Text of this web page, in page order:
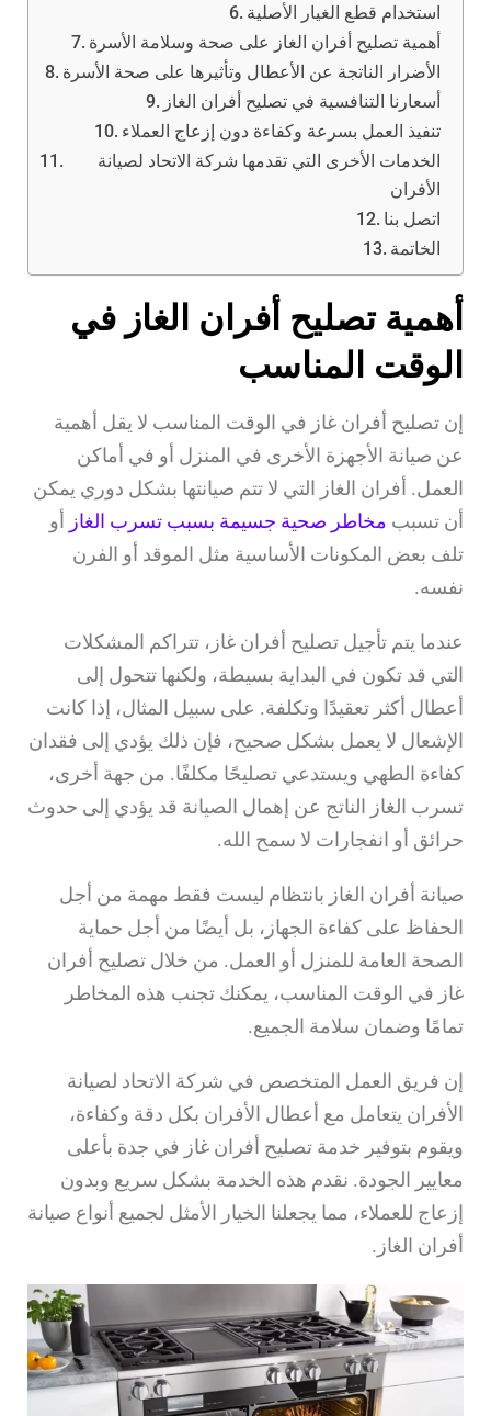
استخدام قطع الغيار الأصلية
أهمية تصليح أفران الغاز على صحة وسلامة الأسرة
الأضرار الناتجة عن الأعطال وتأثيرها على صحة الأسرة
أسعارنا التنافسية في تصليح أفران الغاز
تنفيذ العمل بسرعة وكفاءة دون إزعاج العملاء
الخدمات الأخرى التي تقدمها شركة الاتحاد لصيانة
الأفران
اتصل بنا
الخاتمة
أهمية تصليح أفران الغاز في
الوقت المناسب
إن تصليح أفران غاز في الوقت المناسب لا يقل أهمية
عن صيانة الأجهزة الأخرى في المنزل أو في أماكن
العمل. أفران الغاز التي لا تتم صيانتها بشكل دوري يمكن
أن تسبب مخاطر صحية جسيمة بسبب تسرب الغاز أو
تلف بعض المكونات الأساسية مثل الموقد أو الفرن
نفسه.
عندما يتم تأجيل تصليح أفران غاز، تتراكم المشكلات
التي قد تكون في البداية بسيطة، ولكنها تتحول إلى
أعطال أكثر تعقيدًا وتكلفة. على سبيل المثال، إذا كانت
الإشعال لا يعمل بشكل صحيح، فإن ذلك يؤدي إلى فقدان
كفاءة الطهي ويستدعي تصليحًا مكلفًا. من جهة أخرى،
تسرب الغاز الناتج عن إهمال الصيانة قد يؤدي إلى حدوث
حرائق أو انفجارات لا سمح الله.
صيانة أفران الغاز بانتظام ليست فقط مهمة من أجل
الحفاظ على كفاءة الجهاز، بل أيضًا من أجل حماية
الصحة العامة للمنزل أو العمل. من خلال تصليح أفران
غاز في الوقت المناسب، يمكنك تجنب هذه المخاطر
تمامًا وضمان سلامة الجميع.
إن فريق العمل المتخصص في شركة الاتحاد لصيانة
الأفران يتعامل مع أعطال الأفران بكل دقة وكفاءة،
ويقوم بتوفير خدمة تصليح أفران غاز في جدة بأعلى
معايير الجودة. نقدم هذه الخدمة بشكل سريع وبدون
إزعاج للعملاء، مما يجعلنا الخيار الأمثل لجميع أنواع صيانة
أفران الغاز.